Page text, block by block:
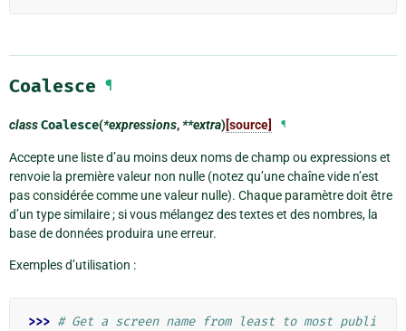
Coalesce ¶
classCoalesce(*expressions,**extra)[source] ¶
Accepte une liste d’au moins deux noms de champ ou expressions et
renvoie la première valeur non nulle (notez qu’une chaîne vide n’est
pas considérée comme une valeur nulle). Chaque paramètre doit être
d’un type similaire ; si vous mélangez des textes et des nombres, la
base de données produira une erreur.
Exemples d’utilisation :
>>> # Get a screen name from least to most publi